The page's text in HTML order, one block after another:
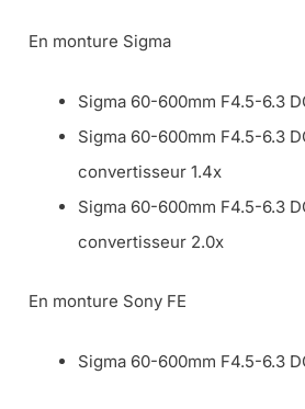
En monture Sigma
Sigma 60-600mm F4.5-6.3
Sigma 60-600mm F4.5-6.3
convertisseur 1.4x
Sigma 60-600mm F4.5-6.3
convertisseur 2.0x
En monture Sony FE
Sigma 60-600mm F4.5-6.3